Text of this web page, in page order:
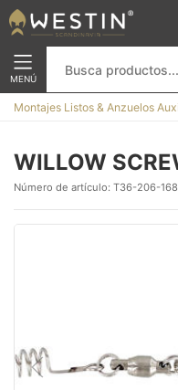
MENÚ
Montajes Listos & Anzuelos
WILLOW
Número de artículo: T36-206-168